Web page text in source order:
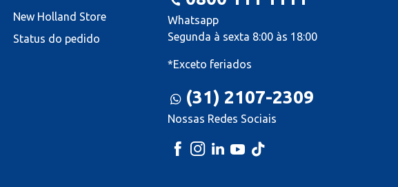
New Holland Store
Status do pedido
Whatsapp
Segunda à sexta 8:00 às 18:00
*Exceto feriados
(31) 2107-2309
Nossas Redes Sociais